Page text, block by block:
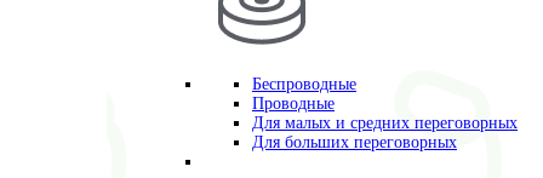
Беспроводные
Проводные
Для малых и средних переговорных
Для больших переговорных